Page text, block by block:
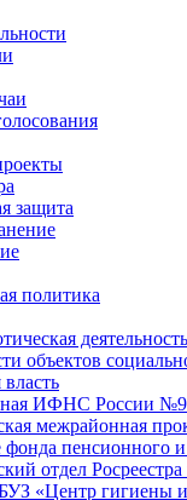
защита
политика
деятельность
объектов
власть
ИФНС России №9
межрайонная
фонда пенсионного
отдел
«Центр гигиены и